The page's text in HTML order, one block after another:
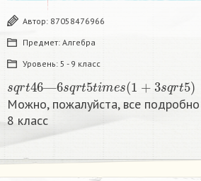
Автор: 87058476966
Предмет: Алгебра
Уровень: 5 - 9 класс
t 46 6 t5t im 1+ q )
Можно, пожалуйста, все подробно
8 класс​